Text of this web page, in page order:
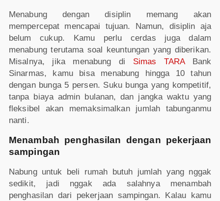
Menabung dengan disiplin memang akan
mempercepat mencapai tujuan. Namun, disiplin aja
belum cukup. Kamu perlu cerdas juga dalam
menabung terutama soal keuntungan yang diberikan.
Misalnya, jika menabung di Simas TARABank
Sinarmas, kamu bisa menabung hingga 10 tahun
dengan bunga 5 persen. Suku bunga yang kompetitif,
tanpa biaya admin bulanan, dan jangka waktu yang
fleksibel akan memaksimalkan jumlah tabunganmu
nanti.
Menambah penghasilan dengan pekerjaan
sampingan
Nabung untuk beli rumah butuh jumlah yang nggak
sedikit, jadi nggak ada salahnya menambah
penghasilan dari pekerjaan sampingan. Kalau kamu